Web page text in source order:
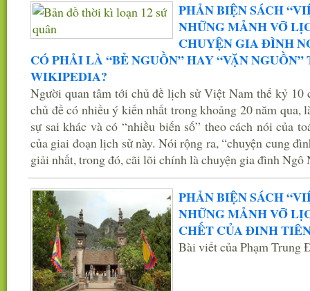
PHẢN BIỆN SÁCH
NHỮNG MẢNH VỠ
CHUYỆN GIA ĐÌNH
CÓ PHẢI LÀ “BẺ NGUỒN” HAY “VẶN
WIKIPEDIA?
Người quan tâm tới chủ đề lịch sử Việt Nam thế kỷ 10
chủ đề có nhiều ý kiến nhất trong khoảng 20 năm qua,
sự sai khác và có “nhiều biến số” theo cách nói của
của giai đoạn lịch sử này. Nói rộng ra, “chuyện cung
giải nhất, trong đó, cãi lõi chính là chuyện gia đình Ngô
PHẢN BIỆN SÁCH
NHỮNG MẢNH VỠ
CHẾT CỦA ĐINH
Bài viết của Phạm Trung